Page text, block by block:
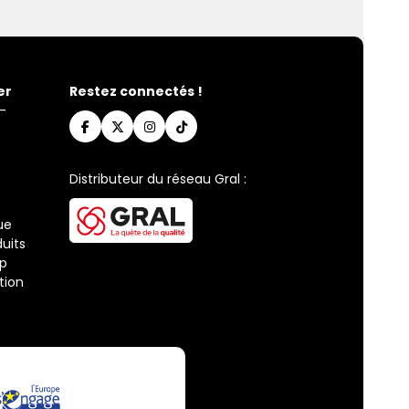
Restez connectés !
Distributeur du réseau Gral :